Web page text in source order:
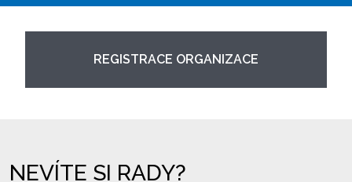
REGISTRACE ORGANIZACE
NEVÍTE SI RADY?